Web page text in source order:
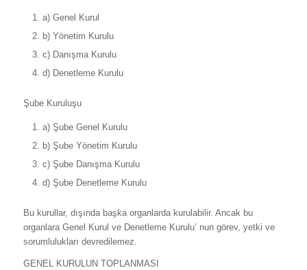
a) Genel Kurul
b) Yönetim Kurulu
c) Danışma Kurulu
d) Denetleme Kurulu
Şube Kuruluşu
a) Şube Genel Kurulu
b) Şube Yönetim Kurulu
c) Şube Danışma Kurulu
d) Şube Denetleme Kurulu
Bu kurullar, dışında başka organlarda kurulabilir. Ancak bu
organlara Genel Kurul ve Denetleme Kurulu’ nun görev, yetki ve
sorumlulukları devredilemez.
GENEL KURULUN TOPLANMASI